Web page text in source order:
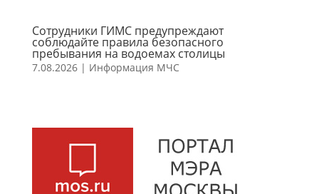
Сотрудники ГИМС предупреждают
соблюдайте правила безопасного
пребывания на водоемах столицы
7.08.2026| Информация МЧС